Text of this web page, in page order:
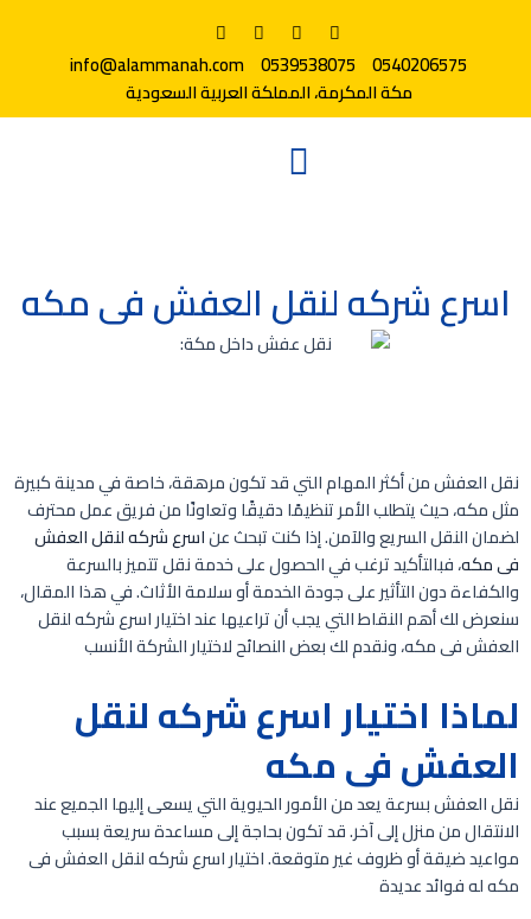
0540206575
0539538075
info@alammanah.com
مكة المكرمة، المملكة العربية السعودية
اسرع شركه لنقل العفش فى مكه
نقل العفش من أكثر المهام التي قد تكون مرهقة، خاصة في مدينة كبيرة
مثل مكه، حيث يتطلب الأمر تنظيمًا دقيقًا وتعاونًا من فريق عمل محترف
لضمان النقل السريع والآمن. إذا كنت تبحث عناسرع شركه لنقل العفش
فى مكه، فبالتأكيد ترغب في الحصول على خدمة نقل تتميز بالسرعة
والكفاءة دون التأثير على جودة الخدمة أو سلامة الأثاث. في هذا المقال،
سنعرض لك أهم النقاط التي يجب أن تراعيها عند اختيار اسرع شركه لنقل
العفش فى مكه، ونقدم لك بعض النصائح لاختيار الشركة الأنسب
لماذا اختيار اسرع شركه لنقل
العفش فى مكه
نقل العفش بسرعة يعد من الأمور الحيوية التي يسعى إليها الجميع عند
الانتقال من منزل إلى آخر. قد تكون بحاجة إلى مساعدة سريعة بسبب
مواعيد ضيقة أو ظروف غير متوقعة. اختيار اسرع شركه لنقل العفش فى
مكه له فوائد عديدة